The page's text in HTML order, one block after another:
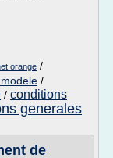
orange /
/
/ conditions
generales
de